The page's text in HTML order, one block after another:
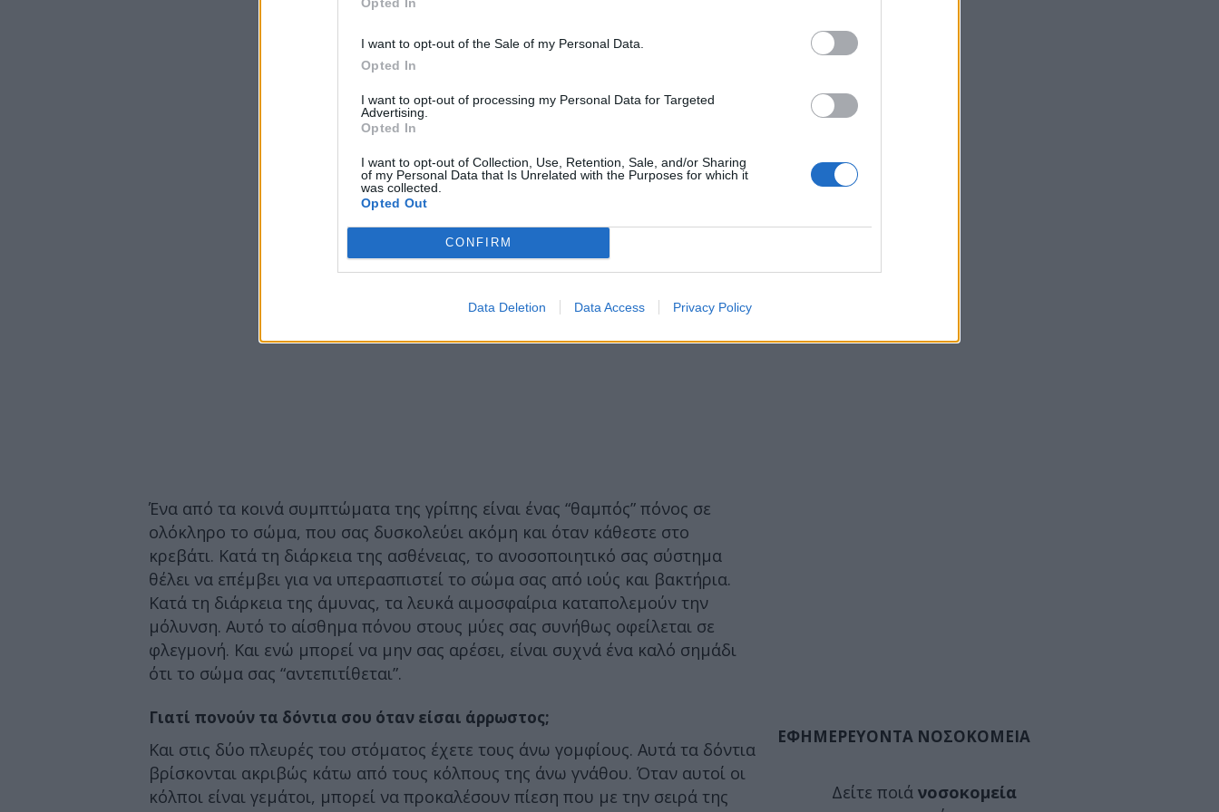
I want to opt-out of the Sale of my Personal Data.
Opted In
I want to opt-out of processing my Personal Data for Targeted
Advertising.
Opted In
I want to opt-out of Collection, Use, Retention, Sale, and/or Sharing
of my Personal Data that Is Unrelated with the Purposes for which it
was collected.
Opted Out
CONFIRM
Data Deletion Data Access Privacy Policy
Ένα από τα κοινά συμπτώματα της γρίπης είναι ένας “θαμπός” πόνος σε
ολόκληρο το σώμα, που σας δυσκολεύει ακόμη και όταν κάθεστε στο
κρεβάτι. Κατά τη διάρκεια της ασθένειας, το ανοσοποιητικό σας σύστημα
θέλει να επέμβει για να υπερασπιστεί το σώμα σας από ιούς και βακτήρια.
Κατά τη διάρκεια της άμυνας, τα λευκά αιμοσφαίρια καταπολεμούν την
μόλυνση. Αυτό το αίσθημα πόνου στους μύες σας συνήθως οφείλεται σε
φλεγμονή. Και ενώ μπορεί να μην σας αρέσει, είναι συχνά ένα καλό σημάδι
ότι το σώμα σας “αντεπιτίθεται”.
Γιατί πονούν τα δόντια σου όταν είσαι άρρωστος;
Και στις δύο πλευρές του στόματος έχετε τους άνω γομφίους. Αυτά τα δόντια
βρίσκονται ακριβώς κάτω από τους κόλπους της άνω γνάθου. Όταν αυτοί οι
κόλποι είναι γεμάτοι, μπορεί να προκαλέσουν πίεση που με την σειρά της
ΕΦΗΜΕΡΕΥΟΝΤΑ ΝΟΣΟΚΟΜΕΙΑ
Δείτε ποιά νοσοκομεία